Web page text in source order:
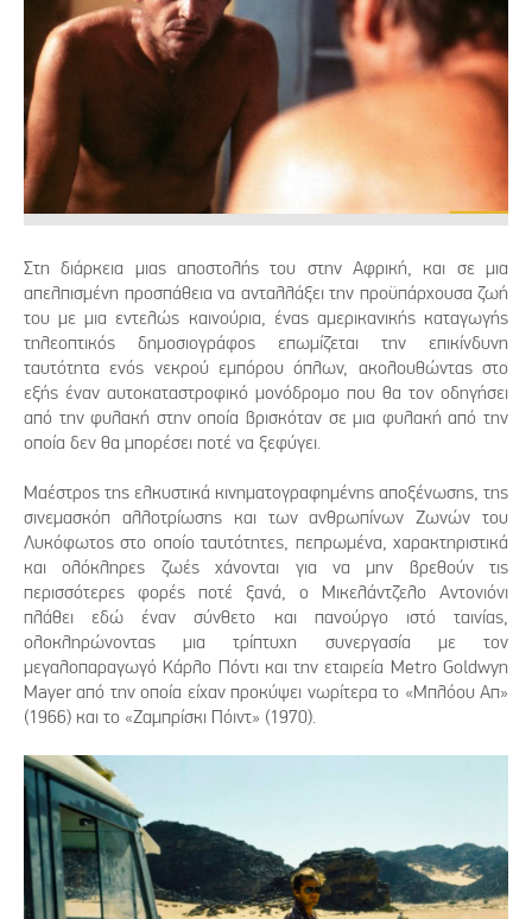
Στη διάρκεια μιας αποστολής του στην Αφρική, και σε μια
απελπισμένη προσπάθεια να ανταλλάξει την προϋπάρχουσα ζωή
του με μια εντελώς καινούρια, ένας αμερικανικής καταγωγής
τηλεοπτικός δημοσιογράφος επωμίζεται την επικίνδυνη
ταυτότητα ενός νεκρού εμπόρου όπλων, ακολουθώντας στο
εξής έναν αυτοκαταστροφικό μονόδρομο που θα τον οδηγήσει
από την φυλακή στην οποία βρισκόταν σε μια φυλακή από την
οποία δεν θα μπορέσει ποτέ να ξεφύγει.
Μαέστρος της ελκυστικά κινηματογραφημένης αποξένωσης, της
σινεμασκόπ αλλοτρίωσης και των ανθρωπίνων Ζωνών του
Λυκόφωτος στο οποίο ταυτότητες, πεπρωμένα, χαρακτηριστικά
και ολόκληρες ζωές χάνονται για να μην βρεθούν τις
περισσότερες φορές ποτέ ξανά, ο Μικελάντζελο Αντονιόνι
πλάθει εδώ έναν σύνθετο και πανούργο ιστό ταινίας,
ολοκληρώνοντας μια τρίπτυχη συνεργασία με τον
μεγαλοπαραγωγό Κάρλο Πόντι και την εταιρεία Metro Goldwyn
Mayer από την οποία είχαν προκύψει νωρίτερα το «Μπλόου Απ»
(1966) και το «Ζαμπρίσκι Πόιντ» (1970).